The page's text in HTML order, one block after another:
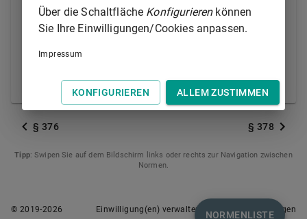
nach dem Binnenschifffahrtsgesetz
aufzumachenden Dispache zugewiesen sind, ist das
der Havereischäden zu erfolgen hat.
§ 2 Abs. 1 ist nicht anzuwenden.
§ 376 § 378
Tipp: Swipen Sie auf dem Bildschirm links oder rechts zur Navigation zwischen
Normen.
NORMENLISTE
© 2019-2026
Einwilligung(en) verwalten Nutzungsbedingungen
Über die Schaltfläche Konfigurierenkönnen
Sie Ihre Einwilligungen/Cookies anpassen.
Impressum
KONFIGURIEREN ALLEM ZUSTIMMEN